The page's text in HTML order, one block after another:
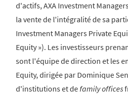
d'actifs, AXA Investment
la vente de l'intégralité de sa
Investment Managers Private
Equity »). Les investisseurs
sont l'équipe de direction et les
Equity, dirigée par Dominique
d'institutions et defamily offices